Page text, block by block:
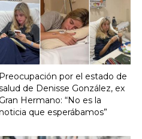
Preocupación por el estado de
de Denisse González, ex
Gran Hermano: “No es la
que esperábamos”